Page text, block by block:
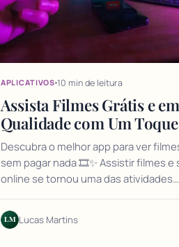
APLICATIVOS 10 min de leitura
Assista Filmes Grátis e
Qualidade com Um Toque
Descubra o melhor app para ver
sem pagar nada 🎞️✨ Assistir filmes e
online se tornou uma das atividades…
LM Lucas Martins